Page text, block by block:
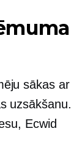
sākas ar
uzsākšanu.
Ecwid